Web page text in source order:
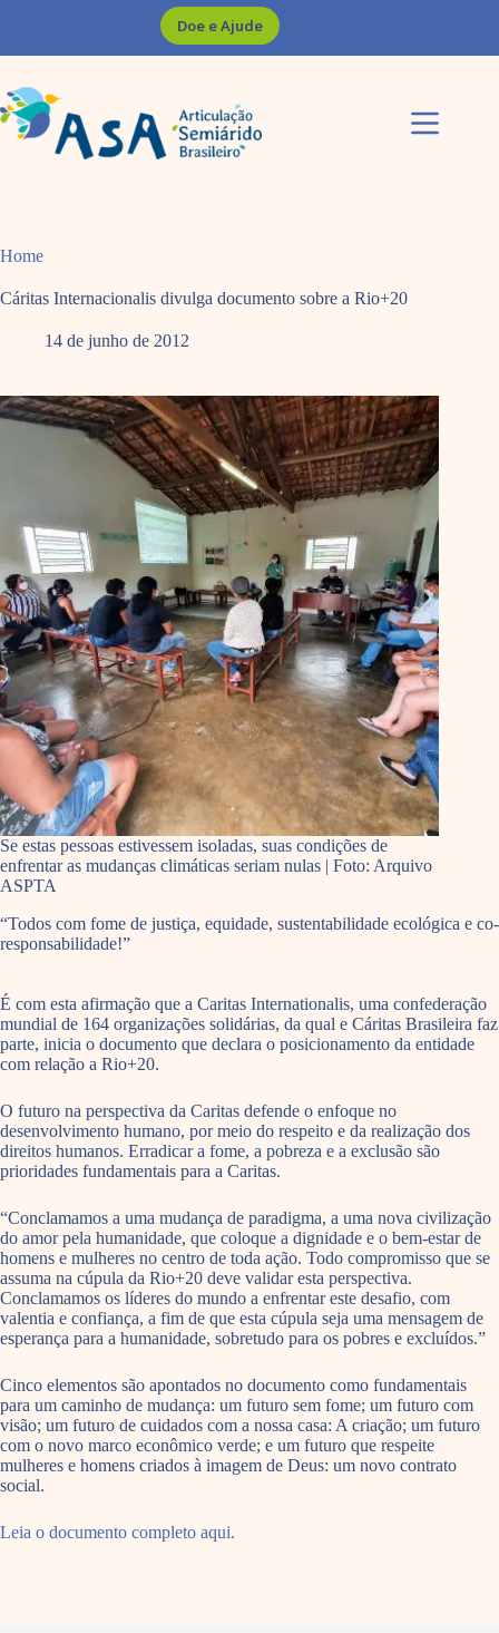
Doe e Ajude
Home
Cáritas Internacionalis divulga documento sobre a Rio+20
14 de junho de 2012
Se estas pessoas estivessem isoladas, suas condições de
enfrentar as mudanças climáticas seriam nulas | Foto: Arquivo
ASPTA
“Todos com fome de justiça, equidade, sustentabilidade ecológica e co-
responsabilidade!”
É com esta afirmação que a Caritas Internationalis, uma confederação
mundial de 164 organizações solidárias, da qual e Cáritas Brasileira faz
parte, inicia o documento que declara o posicionamento da entidade
com relação a Rio+20.
O futuro na perspectiva da Caritas defende o enfoque no
desenvolvimento humano, por meio do respeito e da realização dos
direitos humanos. Erradicar a fome, a pobreza e a exclusão são
prioridades fundamentais para a Caritas.
“Conclamamos a uma mudança de paradigma, a uma nova civilização
do amor pela humanidade, que coloque a dignidade e o bem-estar de
homens e mulheres no centro de toda ação. Todo compromisso que se
assuma na cúpula da Rio+20 deve validar esta perspectiva.
Conclamamos os líderes do mundo a enfrentar este desafio, com
valentia e confiança, a fim de que esta cúpula seja uma mensagem de
esperança para a humanidade, sobretudo para os pobres e excluídos.”
Cinco elementos são apontados no documento como fundamentais
para um caminho de mudança: um futuro sem fome; um futuro com
visão; um futuro de cuidados com a nossa casa: A criação; um futuro
com o novo marco econômico verde; e um futuro que respeite
mulheres e homens criados à imagem de Deus: um novo contrato
social.
Leia o documento completo aqui.